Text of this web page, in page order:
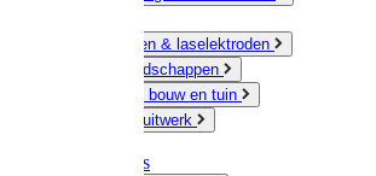
Slijpschijven & laselektroden
Handgereedschappen
IJzerwaren bouw en tuin
Hang en sluitwerk
Disposables